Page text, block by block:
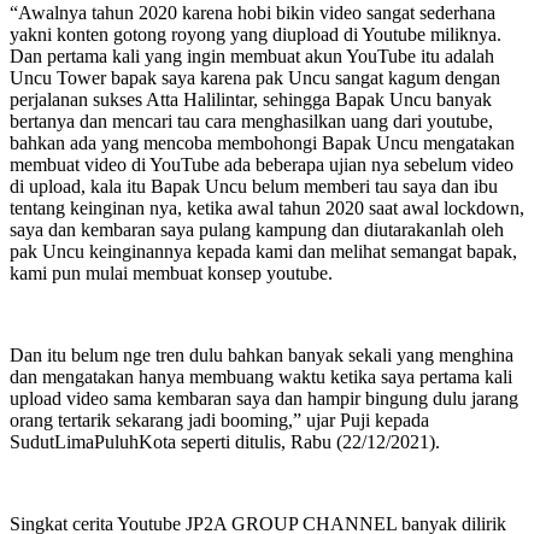
“Awalnya tahun 2020 karena hobi bikin video sangat sederhana
yakni konten gotong royong yang diupload di Youtube miliknya.
Dan pertama kali yang ingin membuat akun YouTube itu adalah
Uncu Tower bapak saya karena pak Uncu sangat kagum dengan
perjalanan sukses Atta Halilintar, sehingga Bapak Uncu banyak
bertanya dan mencari tau cara menghasilkan uang dari youtube,
bahkan ada yang mencoba membohongi Bapak Uncu mengatakan
membuat video di YouTube ada beberapa ujian nya sebelum video
di upload, kala itu Bapak Uncu belum memberi tau saya dan ibu
tentang keinginan nya, ketika awal tahun 2020 saat awal lockdown,
saya dan kembaran saya pulang kampung dan diutarakanlah oleh
pak Uncu keinginannya kepada kami dan melihat semangat bapak,
kami pun mulai membuat konsep youtube.
Dan itu belum nge tren dulu bahkan banyak sekali yang menghina
dan mengatakan hanya membuang waktu ketika saya pertama kali
upload video sama kembaran saya dan hampir bingung dulu jarang
orang tertarik sekarang jadi booming,” ujar Puji kepada
SudutLimaPuluhKota seperti ditulis, Rabu (22/12/2021).
Singkat cerita Youtube JP2A GROUP CHANNEL banyak dilirik